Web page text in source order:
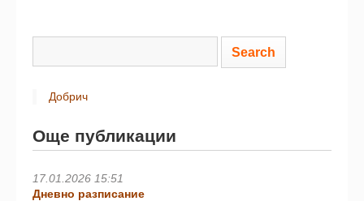
Добрич
Още публикации
17.01.2026 15:51
Дневно разписание